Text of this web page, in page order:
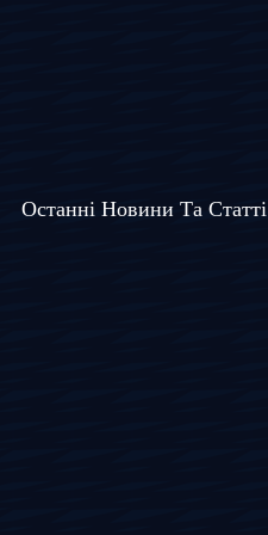
Останні Новини Та Статті